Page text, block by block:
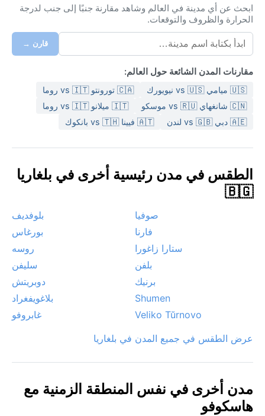
ابحث عن أي مدينة في العالم وشاهد مقارنة جنبًا إلى جنب لدرجة
الحرارة والظروف والتوقعات.
قارن →
مقارنات المدن الشائعة حول العالم:
🇺🇸 ميامي vs 🇺🇸 نيويورك
🇨🇦 تورونتو vs 🇮🇹 روما
🇨🇳 شانغهاي vs 🇷🇺 موسكو
🇮🇹 ميلانو vs 🇮🇹 روما
🇦🇪 دبي vs 🇬🇧 لندن
🇦🇹 فيينا vs 🇹🇭 بانكوك
الطقس في مدن رئيسية أخرى في بلغاريا
🇧🇬
صوفيا
بلوفديف
فارنا
بورغاس
ستارا زاغورا
روسه
بلفن
سليفن
برنيك
دوبريتش
Shumen
بلاغويفغراد
Veliko Tŭrnovo
غابروفو
عرض الطقس في جميع المدن في بلغاريا
مدن أخرى في نفس المنطقة الزمنية مع
هاسكوفو